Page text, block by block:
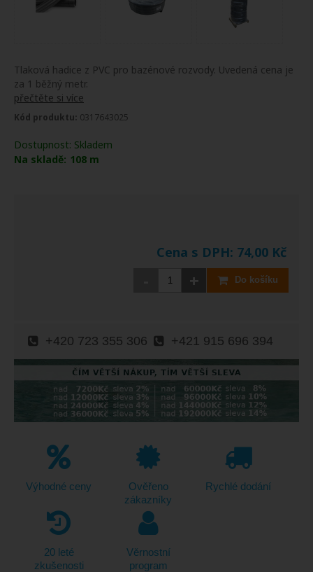
Tlaková hadice z PVC pro bazénové rozvody. Uvedená cena je
za 1 běžný metr.
přečtěte si více
Kód produktu: 0317643025
Dostupnost: Skladem
Na skladě: 108 m
Cena s DPH: 74,00 Kč
+ Do košíku
+420 723 355 306 +421 915 696 394
Výhodné ceny
Ověřeno
zákazníky
Rychlé dodání
20 leté
zkušenosti
Věrnostní
program